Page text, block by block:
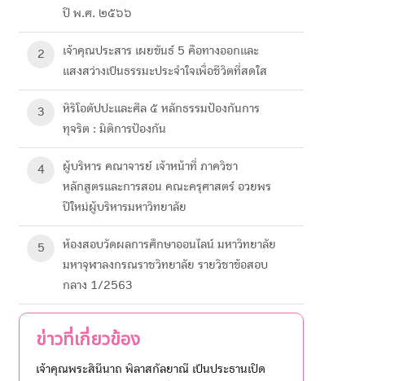
ปี พ.ศ. ๒๕๖๖
2
เจ้าคุณประสาร เผยขันธ์ 5 คือทางออกและ
แสงสว่างเป็นธรรมะประจำใจเพื่อชีวิตที่สดใส
3
หิริโอตัปปะและศีล ๕ หลักธรรมป้องกันการ
ทุจริต : มิติการป้องกัน
4
ผู้บริหาร คณาจารย์ เจ้าหน้าที่ ภาควิชา
หลักสูตรและการสอน คณะครุศาสตร์ อวยพร
ปีใหม่ผู้บริหารมหาวิทยาลัย
5
ห้องสอบวัดผลการศึกษา​ออนไลน์ มหาวิทยาลัย​
มหา​จุฬาลงกรณ​ราช​วิทยาลัย​ รายวิชาข้อสอบ
กลาง 1/2563
ข่าวที่เกี่ยวข้อง
เจ้าคุณพระสินีนาถ พิลาสกัลยาณี เป็นประธานเปิด